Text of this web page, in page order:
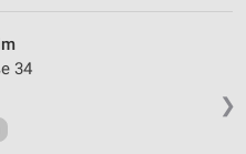
❯
34
Angebote